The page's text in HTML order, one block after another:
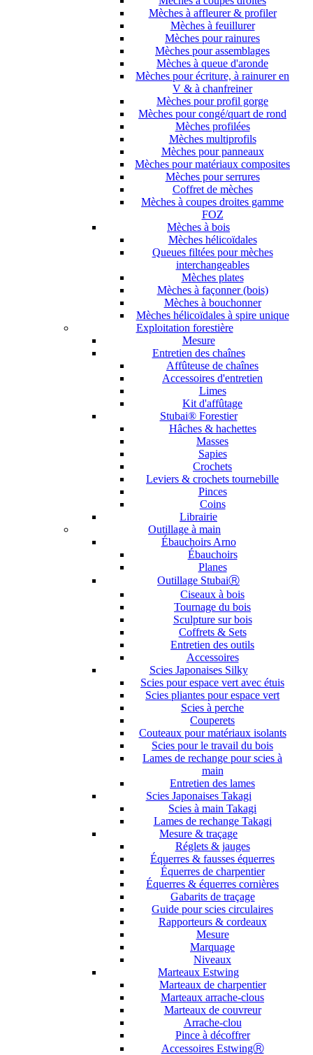
Mèches à affleurer & profiler
Mèches à feuillurer
Mèches pour rainures
Mèches pour assemblages
Mèches à queue d'aronde
Mèches pour écriture, à rainurer en
V & à chanfreiner
Mèches pour profil gorge
Mèches pour congé/quart de rond
Mèches profilées
Mèches multiprofils
Mèches pour panneaux
Mèches pour matériaux composites
Mèches pour serrures
Coffret de mèches
Mèches à coupes droites gamme
FOZ
Mèches à bois
Mèches hélicoïdales
Queues filtées pour mèches
interchangeables
Mèches plates
Mèches à façonner (bois)
Mèches à bouchonner
Mèches hélicoïdales à spire unique
Exploitation forestière
Mesure
Entretien des chaînes
Affûteuse de chaînes
Accessoires d'entretien
Limes
Kit d'affûtage
Stubai® Forestier
Hâches & hachettes
Masses
Sapies
Crochets
Leviers & crochets tournebille
Pinces
Coins
Librairie
Outillage à main
Ébauchoirs Arno
Ébauchoirs
Planes
Outillage StubaiⓇ
Ciseaux à bois
Tournage du bois
Sculpture sur bois
Coffrets & Sets
Entretien des outils
Accessoires
Scies Japonaises Silky
Scies pour espace vert avec étuis
Scies pliantes pour espace vert
Scies à perche
Couperets
Couteaux pour matériaux isolants
Scies pour le travail du bois
Lames de rechange pour scies à
main
Entretien des lames
Scies Japonaises Takagi
Scies à main Takagi
Lames de rechange Takagi
Mesure & traçage
Réglets & jauges
Équerres & fausses équerres
Équerres de charpentier
Équerres & équerres cornières
Gabarits de traçage
Guide pour scies circulaires
Rapporteurs & cordeaux
Mesure
Marquage
Niveaux
Marteaux Estwing
Marteaux de charpentier
Marteaux arrache-clous
Marteaux de couvreur
Arrache-clou
Pince à décoffrer
Accessoires EstwingⓇ